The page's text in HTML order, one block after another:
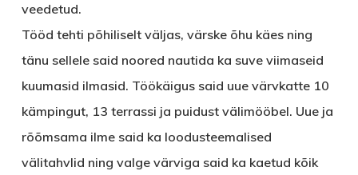
veedetud.
Tööd tehti põhiliselt väljas, värske õhu käes ning
tänu sellele said noored nautida ka suve viimaseid
kuumasid ilmasid. Töökäigus said uue värvkatte 10
kämpingut, 13 terrassi ja puidust välimööbel. Uue ja
rõõmsama ilme said ka loodusteemalised
välitahvlid ning valge värviga said ka kaetud kõik